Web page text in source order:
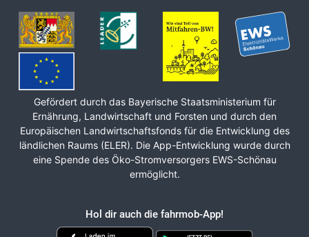
Gefördert durch das Bayerische Staats­ministerium für
Ernährung, Land­wirt­schaft und Forsten und durch den
Europäischen Land­wirt­schafts­fonds für die Ent­wicklung des
ländlichen Raums (ELER). Die App-Entwicklung wurde durch
eine Spende des Öko-Stromversorgers EWS-Schönau
ermöglicht.
Hol dir auch die fahrmob-App!